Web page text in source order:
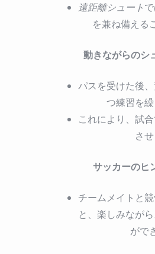
遠距離シュート
を兼ね備える
動きながらのシ
パスを受けた後
つ練習を繰
これにより、試
させ
サッカーのヒ
チームメイトと
と、楽しみなが
がで